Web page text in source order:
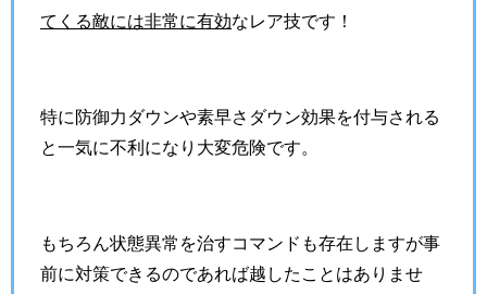
てくる敵には非常に有効なレア技です！
特に防御力ダウンや素早さダウン効果を付与される
と一気に不利になり大変危険です。
もちろん状態異常を治すコマンドも存在しますが事
前に対策できるのであれば越したことはありませ